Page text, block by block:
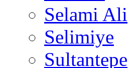
Selami Ali
Selimiye
Sultantepe